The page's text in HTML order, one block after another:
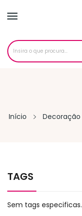
Início Decoração
TAGS
Sem tags especificas.